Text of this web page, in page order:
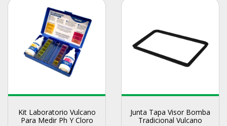
Kit Laboratorio Vulcano
Para Medir Ph Y Cloro
Junta Tapa Visor Bomba
Tradicional Vulcano